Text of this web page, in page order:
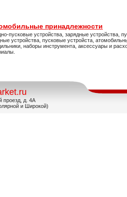
принадлежности
пусковые устройства, зарядные устройства,
устройства, пусковые устройста,
наборы инструмента, аксессуары и
проезд, д. 4А
и Широкой)